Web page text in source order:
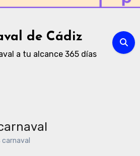
de Cádiz
a tu alcance 365 días